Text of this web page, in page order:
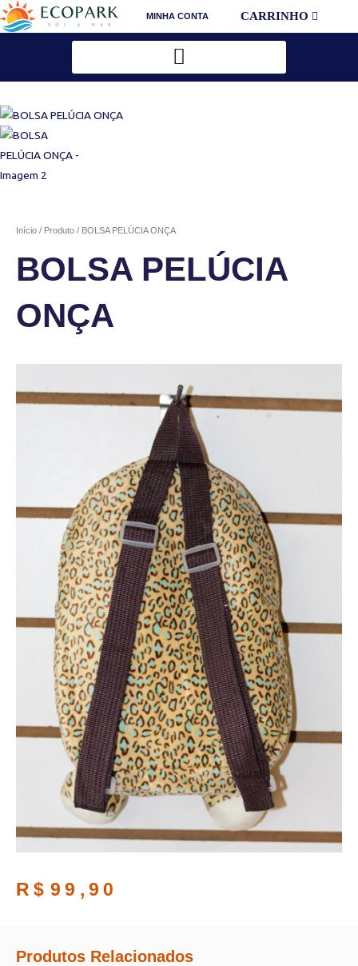
Ir
para
MINHA CONTA CARRINHO
Início / Produto / BOLSA PELÚCIA ONÇA
BOLSA PELÚCIA
ONÇA
R$ 99,90
Produtos Relacionados